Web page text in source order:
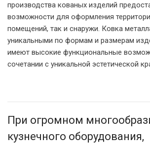
производства кованых изделий
возможности для оформления
помещений, так и снаружи. Ковка
уникальными по формам и размерам
имеют высокие функциональные
сочетании с уникальной эстетической
При огромном
кузнечного оборудования,